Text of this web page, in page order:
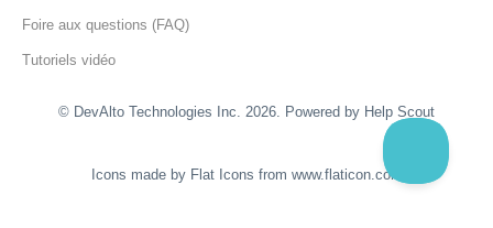
Foire aux questions (FAQ)
Tutoriels vidéo
© DevAlto Technologies Inc. 2026. Powered by Help Scout
Icons made by Flat Icons from www.flaticon.com